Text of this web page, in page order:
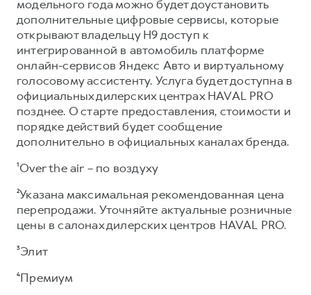
модельного года можно будет доустановить
дополнительные цифровые сервисы, которые
открывают владельцу Н9 доступ к
интегрированной в автомобиль платформе
онлайн-сервисов Яндекс Авто и виртуальному
голосовому ассистенту. Услуга будет доступна в
официальных дилерских центрах HAVAL PRO
позднее. О старте предоставления, стоимости и
порядке действий будет сообщение
дополнительно в официальных каналах бренда.
¹Over the air – по воздуху
²Указана максимальная рекомендованная цена
перепродажи. Уточняйте актуальные розничные
цены в салонах дилерских центров HAVAL PRO.
³Элит
⁴Премиум